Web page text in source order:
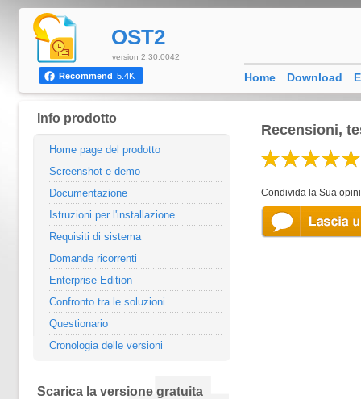
Recensioni,
Condivida la Sua
Info prodotto
Home page del prodotto
Screenshot e demo
Documentazione
Istruzioni per l'installazione
Requisiti di sistema
Domande ricorrenti
Enterprise Edition
Confronto tra le soluzioni
Questionario
Cronologia delle versioni
Scarica la versione gratuita
OST2
version 2.30.0042
Recommend 5.4K Home Download